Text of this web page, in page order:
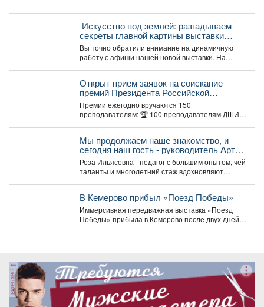
читателей с...
️ Искусство под землей: разгадываем
секреты главной картины выставки
«Шахтёрская слава» автор Тамара
Шлыкова
Вы точно обратили внимание на динамичную
работу с афиши нашей новой выставки. На
Открыт прием заявок на соискание
премий Президента Российской
Федерации для преподавателей в
области музыкального искусства в 2026
году.
Премии ежегодно вручаются 150
преподавателям: 🏆 100 преподавателям ДШИ
Мы продолжаем наше знакомство, и
сегодня наш гость - руководитель Арт-
студии «Просто интересно» - Некрасова
Роза Ильясовна.
Роза Ильясовна - педагог с большим опытом, чей
таланты и многолетний стаж вдохновляют
В Кемерово прибыл «Поезд Победы»
Иммерсивная передвижная выставка «Поезд
Победы» прибыла в Кемерово после двух дней
реклама